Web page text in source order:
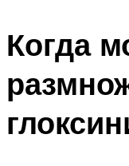
Когда